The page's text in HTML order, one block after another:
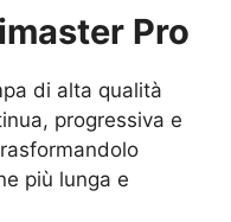
Pro
di alta qualità
progressiva e
più lunga e